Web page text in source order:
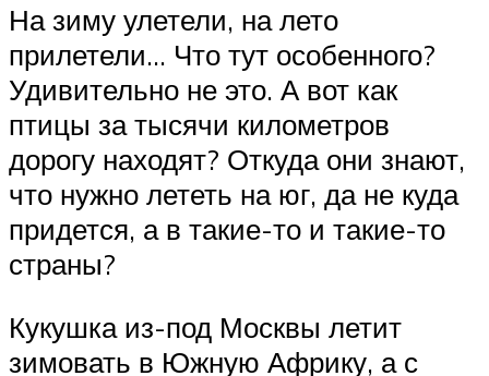
На зиму улетели, на лето
прилетели… Что тут особенного?
Удивительно не это. А вот как
птицы за тысячи километров
дорогу находят? Откуда они знают,
что нужно лететь на юг, да не куда
придется, а в такие-то и такие-то
страны?
Кукушка из-под Москвы летит
зимовать в Южную Африку, а с